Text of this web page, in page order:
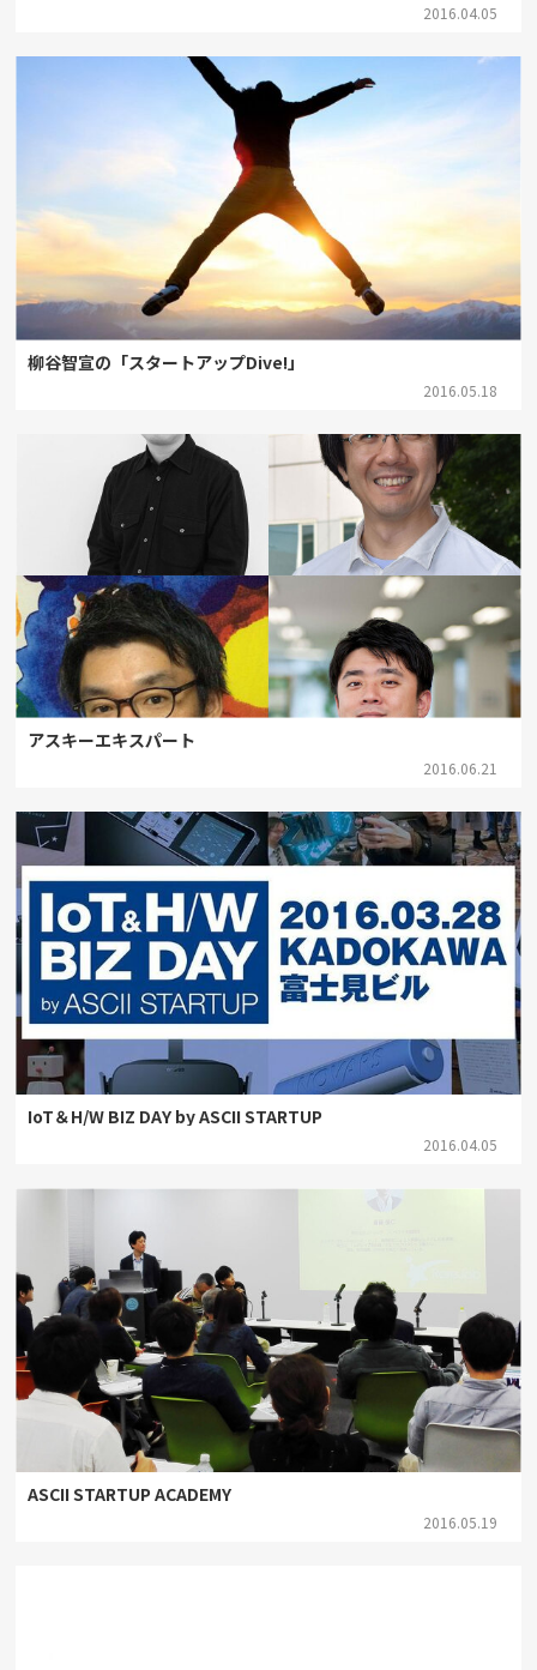
2016.04.05
柳谷智宣の「スタートアップDive!」
2016.05.18
アスキーエキスパート
2016.06.21
IoT＆H/W BIZ DAY by ASCII STARTUP
2016.04.05
ASCII STARTUP ACADEMY
2016.05.19